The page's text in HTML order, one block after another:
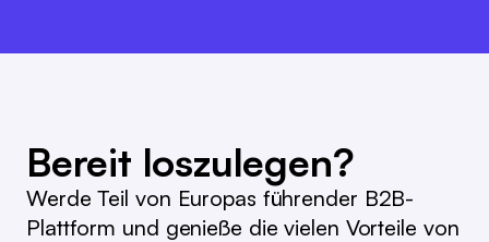
Bereit loszulegen?
Werde Teil von Europas führender B2B-
Plattform und genieße die vielen Vorteile von